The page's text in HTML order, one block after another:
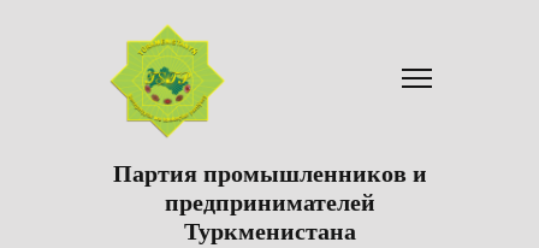
Партия промышленников и
предпринимателей
Туркменистана